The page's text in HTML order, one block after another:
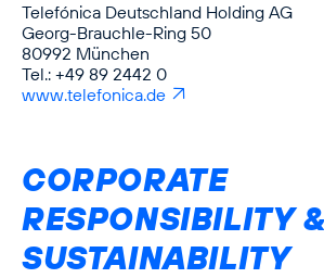
Telefónica Deutschland Holding AG
Georg-Brauchle-Ring 50
80992 München
Tel.: +49 89 2442 0
www.telefonica.de
CORPORATE
RESPONSIBILITY &
SUSTAINABILITY